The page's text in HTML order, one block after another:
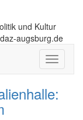
und Kultur
augsburg.de
Toggle